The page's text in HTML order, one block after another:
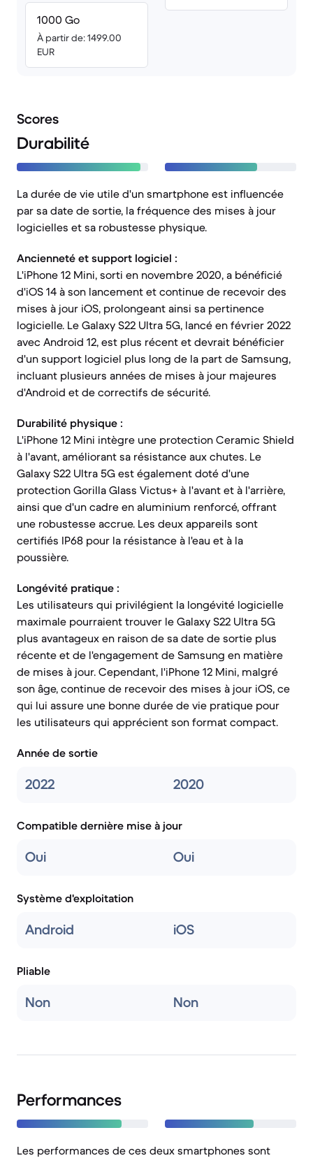
1000 Go
À partir de: 1499.00
EUR
Scores
Durabilité
La durée de vie utile d'un smartphone est influencée
par sa date de sortie, la fréquence des mises à jour
logicielles et sa robustesse physique.
Ancienneté et support logiciel :
L'iPhone 12 Mini, sorti en novembre 2020, a bénéficié
d'iOS 14 à son lancement et continue de recevoir des
mises à jour iOS, prolongeant ainsi sa pertinence
logicielle. Le Galaxy S22 Ultra 5G, lancé en février 2022
avec Android 12, est plus récent et devrait bénéficier
d'un support logiciel plus long de la part de Samsung,
incluant plusieurs années de mises à jour majeures
d'Android et de correctifs de sécurité.
Durabilité physique :
L'iPhone 12 Mini intègre une protection Ceramic Shield
à l'avant, améliorant sa résistance aux chutes. Le
Galaxy S22 Ultra 5G est également doté d'une
protection Gorilla Glass Victus+ à l'avant et à l'arrière,
ainsi que d'un cadre en aluminium renforcé, offrant
une robustesse accrue. Les deux appareils sont
certifiés IP68 pour la résistance à l'eau et à la
poussière.
Longévité pratique :
Les utilisateurs qui privilégient la longévité logicielle
maximale pourraient trouver le Galaxy S22 Ultra 5G
plus avantageux en raison de sa date de sortie plus
récente et de l'engagement de Samsung en matière
de mises à jour. Cependant, l'iPhone 12 Mini, malgré
son âge, continue de recevoir des mises à jour iOS, ce
qui lui assure une bonne durée de vie pratique pour
les utilisateurs qui apprécient son format compact.
Année de sortie
2022 2020
Compatible dernière mise à jour
Oui Oui
Système d'exploitation
Android iOS
Pliable
Non Non
Performances
Les performances de ces deux smartphones sont